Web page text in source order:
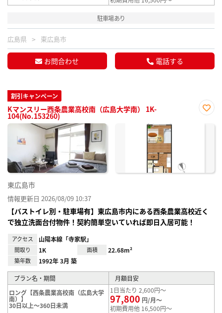
駐車場あり
広島県 東広島市
お問合わせ 電話する
割引キャンペーン
Kマンスリー西条農業高校南（広島大学南） 1K-
104(No.153260)
に入
東広島市
情報更新日 2026/08/09 10:37
【バストイレ別・駐車場有】東広島市内にある西条農業高校近く
で独立洗面台付物件！契約簡単空いていれば即日入居可能！
アクセス 山陽本線「寺家駅」
間取り 1K 面積 22.68m²
築年数 1992年 3月 築
プラン名・期間
月額目安
ロング【西条農業高校南（広島大学
南）】
30日以上～360日未満
1日当たり 2,600円～
97,800 円/月～
初期費用他 16,500円～